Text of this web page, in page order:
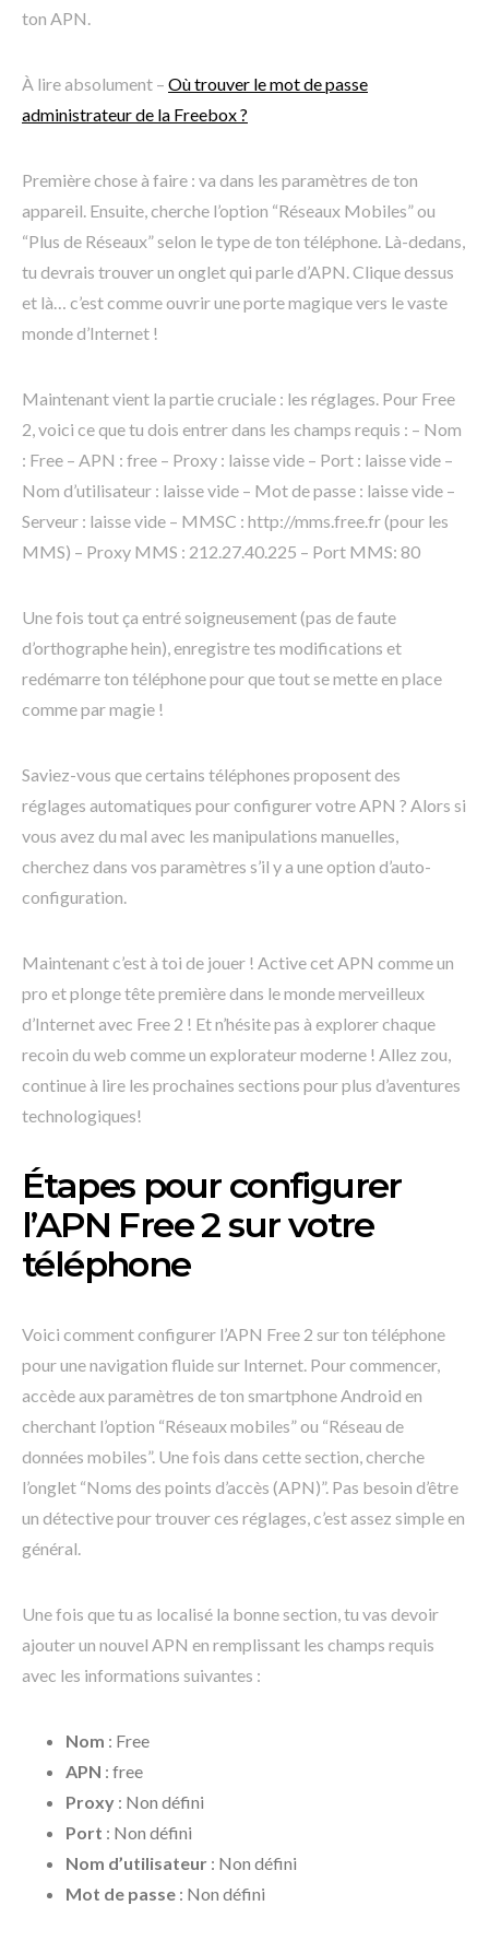
ton APN.
À lire absolument – Où trouver le mot de passe
administrateur de la Freebox ?
Première chose à faire : va dans les paramètres de ton
appareil. Ensuite, cherche l’option “Réseaux Mobiles” ou
“Plus de Réseaux” selon le type de ton téléphone. Là-dedans,
tu devrais trouver un onglet qui parle d’APN. Clique dessus
et là… c’est comme ouvrir une porte magique vers le vaste
monde d’Internet !
Maintenant vient la partie cruciale : les réglages. Pour Free
2, voici ce que tu dois entrer dans les champs requis : – Nom
: Free – APN : free – Proxy : laisse vide – Port : laisse vide –
Nom d’utilisateur : laisse vide – Mot de passe : laisse vide –
Serveur : laisse vide – MMSC : http://mms.free.fr (pour les
MMS) – Proxy MMS : 212.27.40.225 – Port MMS: 80
Une fois tout ça entré soigneusement (pas de faute
d’orthographe hein), enregistre tes modifications et
redémarre ton téléphone pour que tout se mette en place
comme par magie !
Saviez-vous que certains téléphones proposent des
réglages automatiques pour configurer votre APN ? Alors si
vous avez du mal avec les manipulations manuelles,
cherchez dans vos paramètres s’il y a une option d’auto-
configuration.
Maintenant c’est à toi de jouer ! Active cet APN comme un
pro et plonge tête première dans le monde merveilleux
d’Internet avec Free 2 ! Et n’hésite pas à explorer chaque
recoin du web comme un explorateur moderne ! Allez zou,
continue à lire les prochaines sections pour plus d’aventures
technologiques!
Étapes pour configurer
l’APN Free 2 sur votre
téléphone
Voici comment configurer l’APN Free 2 sur ton téléphone
pour une navigation fluide sur Internet. Pour commencer,
accède aux paramètres de ton smartphone Android en
cherchant l’option “Réseaux mobiles” ou “Réseau de
données mobiles”. Une fois dans cette section, cherche
l’onglet “Noms des points d’accès (APN)”. Pas besoin d’être
un détective pour trouver ces réglages, c’est assez simple en
général.
Une fois que tu as localisé la bonne section, tu vas devoir
ajouter un nouvel APN en remplissant les champs requis
avec les informations suivantes :
Nom : Free
APN : free
Proxy : Non défini
Port : Non défini
Nom d’utilisateur : Non défini
Mot de passe : Non défini